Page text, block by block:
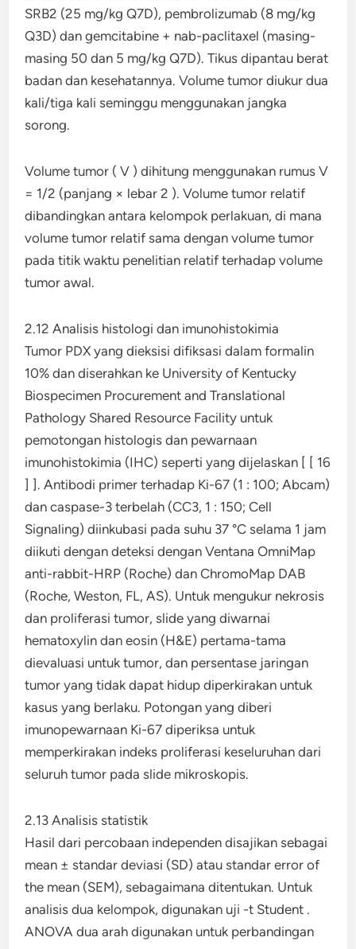
SRB2 (25 mg/kg Q7D), pembrolizumab (8 mg/kg
Q3D) dan gemcitabine + nab-paclitaxel (masing-
masing 50 dan 5 mg/kg Q7D). Tikus dipantau berat
badan dan kesehatannya. Volume tumor diukur dua
kali/tiga kali seminggu menggunakan jangka
sorong.
Volume tumor ( V ) dihitung menggunakan rumus V
= 1/2 (panjang × lebar 2 ). Volume tumor relatif
dibandingkan antara kelompok perlakuan, di mana
volume tumor relatif sama dengan volume tumor
pada titik waktu penelitian relatif terhadap volume
tumor awal.
2.12 Analisis histologi dan imunohistokimia
Tumor PDX yang dieksisi difiksasi dalam formalin
10% dan diserahkan ke University of Kentucky
Biospecimen Procurement and Translational
Pathology Shared Resource Facility untuk
pemotongan histologis dan pewarnaan
imunohistokimia (IHC) seperti yang dijelaskan [ [ 16
] ]. Antibodi primer terhadap Ki-67 (1 : 100; Abcam)
dan caspase-3 terbelah (CC3, 1 : 150; Cell
Signaling) diinkubasi pada suhu 37 °C selama 1 jam
diikuti dengan deteksi dengan Ventana OmniMap
anti-rabbit-HRP (Roche) dan ChromoMap DAB
(Roche, Weston, FL, AS). Untuk mengukur nekrosis
dan proliferasi tumor, slide yang diwarnai
hematoxylin dan eosin (H&E) pertama-tama
dievaluasi untuk tumor, dan persentase jaringan
tumor yang tidak dapat hidup diperkirakan untuk
kasus yang berlaku. Potongan yang diberi
imunopewarnaan Ki-67 diperiksa untuk
memperkirakan indeks proliferasi keseluruhan dari
seluruh tumor pada slide mikroskopis.
2.13 Analisis statistik
Hasil dari percobaan independen disajikan sebagai
mean ± standar deviasi (SD) atau standar error of
the mean (SEM), sebagaimana ditentukan. Untuk
analisis dua kelompok, digunakan uji -t Student .
ANOVA dua arah digunakan untuk perbandingan